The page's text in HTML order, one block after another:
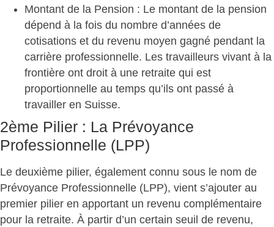
Montant de la Pension : Le montant de la pension
dépend à la fois du nombre d’années de
cotisations et du revenu moyen gagné pendant la
carrière professionnelle. Les travailleurs vivant à la
frontière ont droit à une retraite qui est
proportionnelle au temps qu’ils ont passé à
travailler en Suisse.
2ème Pilier : La Prévoyance
Professionnelle (LPP)
Le deuxième pilier, également connu sous le nom de
Prévoyance Professionnelle (LPP), vient s’ajouter au
premier pilier en apportant un revenu complémentaire
pour la retraite. À partir d’un certain seuil de revenu,